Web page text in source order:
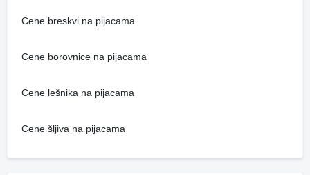
Cene breskvi na pijacama
Cene borovnice na pijacama
Cene lešnika na pijacama
Cene šljiva na pijacama